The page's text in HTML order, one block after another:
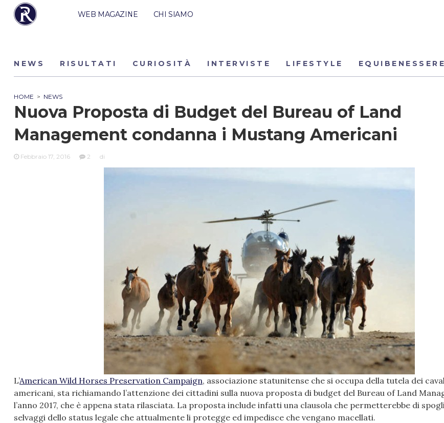
WEB MAGAZINE CHI SIAMO
NEWS RISULTATI CURIOSITÀ INTERVISTE LIFESTYLE EQUIBENESSERE
HOME > NEWS
Nuova Proposta di Budget del Bureau of Land
Management condanna i Mustang Americani
Febbraio 17, 2016 2 di
L’American Wild Horses Preservation Campaign, associazione statunitense che si occupa della tutela dei
americani, sta richiamando l’attenzione dei cittadini sulla nuova proposta di budget del Bureau of Land
l’anno 2017, che è appena stata rilasciata. La proposta include infatti una clausola che permetterebbe di
selvaggi dello status legale che attualmente li protegge ed impedisce che vengano macellati.